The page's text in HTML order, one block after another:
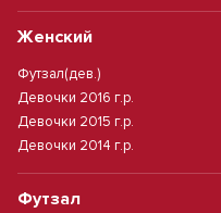
Женский
Футзал(дев.)
Девочки 2016 г.р.
Девочки 2015 г.р.
Девочки 2014 г.р.
Футзал